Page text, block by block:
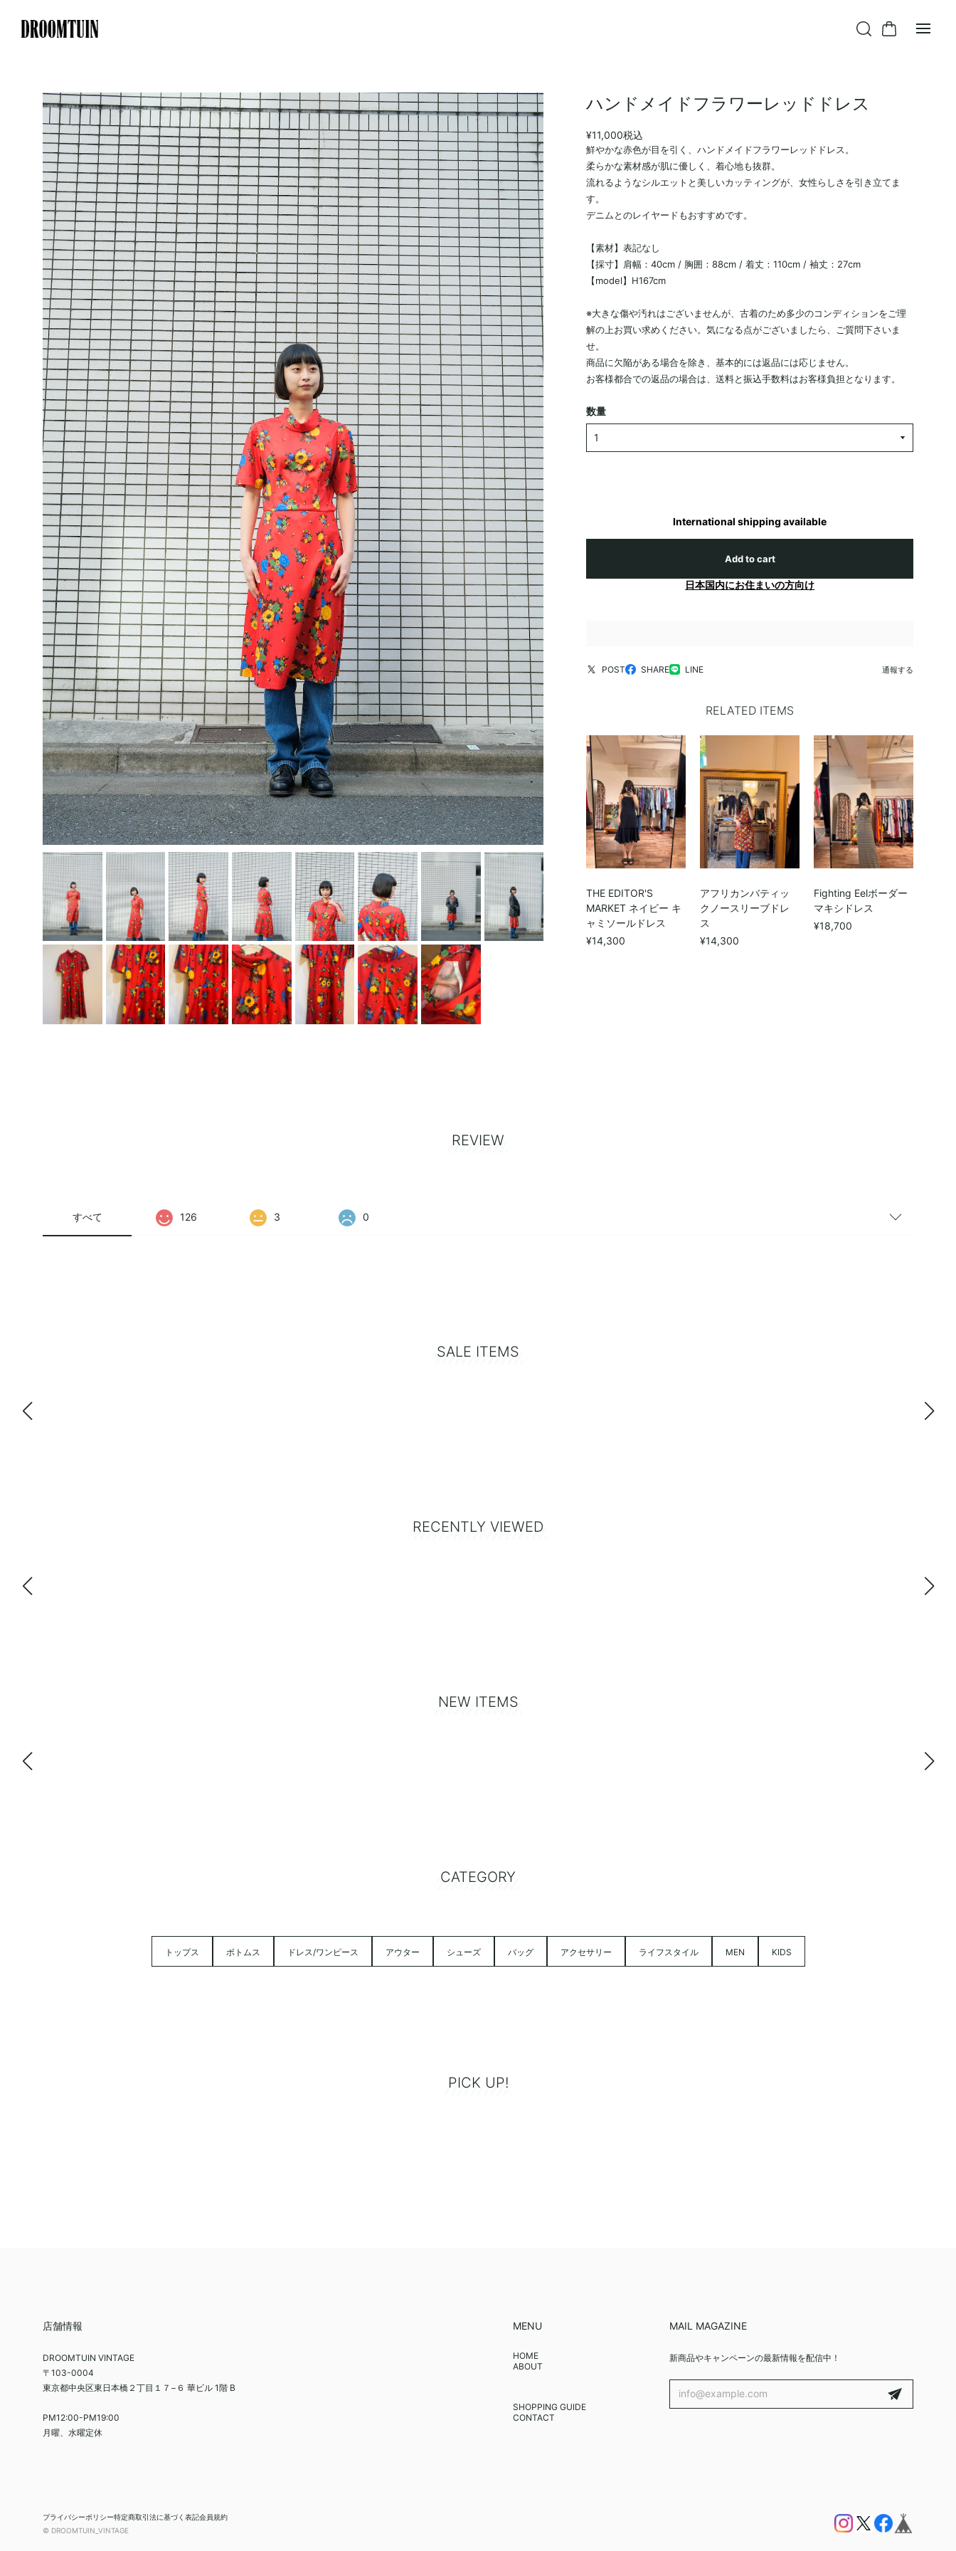
ハンドメイドフラワーレッドドレス
¥11,000税込
鮮やかな赤色が目を引く、ハンドメイドフラワーレッドドレス。
柔らかな素材感が肌に優しく、着心地も抜群。
流れるようなシルエットと美しいカッティングが、女性らしさを引き立てま
す。
デニムとのレイヤードもおすすめです。
【素材】表記なし
【採寸】肩幅：40cm / 胸囲：88cm / 着丈：110cm / 袖丈：27cm
【model】H167cm
※大きな傷や汚れはございませんが、古着のため多少のコンディションをご理
解の上お買い求めください。気になる点がございましたら、ご質問下さいま
せ。
商品に欠陥がある場合を除き、基本的には返品には応じません。
お客様都合での返品の場合は、送料と振込手数料はお客様負担となります。
数量
International shipping available
Add to cart
日本国内にお住まいの方向け
POST SHARE LINE 通報する
RELATED ITEMS
THE EDITOR'S
MARKET ネイビー キ
ャミソールドレス
¥14,300
アフリカンバティッ
クノースリーブドレ
ス
¥14,300
Fighting Eelボーダー
マキシドレス
¥18,700
REVIEW
すべて 126 3 0
SALE ITEMS
RECENTLY VIEWED
NEW ITEMS
CATEGORY
トップス ボトムス ドレス/ワンピース アウター シューズ バッグ アクセサリー ライフスタイル MEN KIDS
PICK UP!
店舗情報
DROOMTUIN VINTAGE
〒103-0004
東京都中央区東日本橋２丁目１７−６ 華ビル 1階 B
PM12:00-PM19:00
月曜、水曜定休
MENU
HOME
ABOUT
SHOPPING GUIDE
CONTACT
MAIL MAGAZINE
新商品やキャンペーンの最新情報を配信中！
プライバシーポリシー特定商取引法に基づく表記会員規約
© DROOMTUIN_VINTAGE